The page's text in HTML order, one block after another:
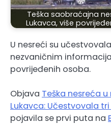
Teška saobraćajna
Lukavca, više
U nesreći su
nezvaničnim
povrijeđenih osoba.
Objava Teška nesreća
Lukavca: Učestvovala
pojavila se prvi puta na